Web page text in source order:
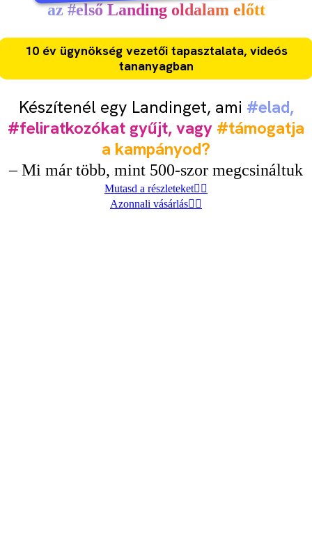
az #első Landing oldalam előtt
10 év ügynökség vezetői tapasztalata, videós
tananyagban
Készítenél egy Landinget, ami #elad,
#feliratkozókat gyűjt, vagy #támogatja
a kampányod?
– Mi már több, mint 500-szor megcsináltuk
Mutasd a részleteket
Azonnali vásárlás